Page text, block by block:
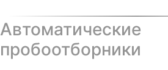
Автоматические
пробоотборники